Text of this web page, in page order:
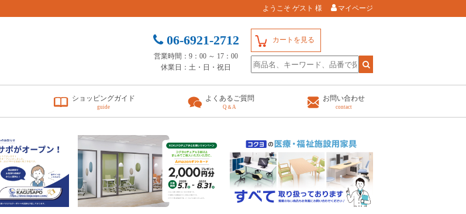
ようこそ ゲスト 様 マイページ
カートを見る
06-6921-2712
営業時間：9：00 ～ 17：00
休業日：土・日・祝日
ショッピングガイド
guide
よくあるご質問
Q＆A
お問い合わせ
contact